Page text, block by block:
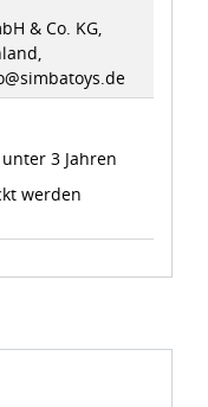
& Co. KG,
3 Jahren
werden